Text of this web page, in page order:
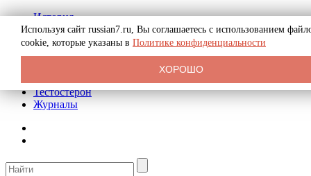
История
Биография
Криминал
Реклама на сайте
Тестостерон
Журналы
Используя сайт russian7.ru, Вы соглашаетесь с использованием
cookie, которые указаны в Политике конфиденциальности
ХОРОШО